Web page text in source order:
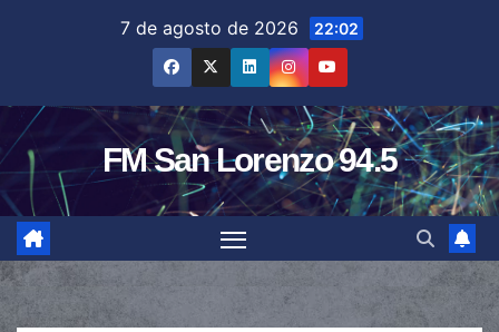
7 de agosto de 2026 22:02
FM San Lorenzo 94.5